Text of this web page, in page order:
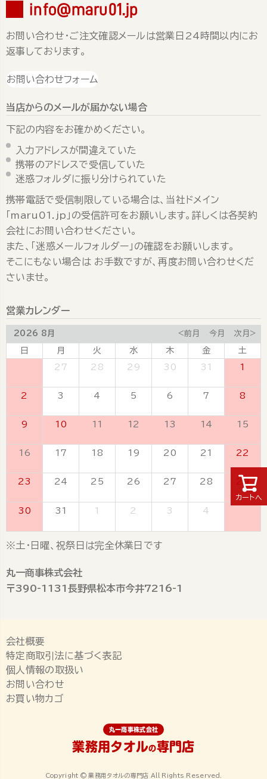
カートへ
info@maru01.jp
お問い合わせ・ご注文確認メールは営業日24時間以内にお
返事しております。
お問い合わせフォーム
当店からのメールが届かない場合
下記の内容をお確かめください。
入力アドレスが間違えていた
携帯のアドレスで受信していた
迷惑フォルダに振り分けられていた
携帯電話で受信制限している場合は、当社ドメイン
「maru01.jp」の受信許可をお願いします。詳しくは各契約
会社にお問い合わせください。
また、「迷惑メールフォルダー」の確認をお願いします。
そこにもない場合は お手数ですが、再度お問い合わせくだ
さいませ。
営業カレンダー
2026 8月 <前月 今月 次月>
日 月 火 水 木 金
土
27 28 29 30 31 1
2 3 4 5 6 7 8
9 10 11 12 13 14 15
16 17 18 19 20 21 22
23 24 25 26 27 28 29
30 31 1 2 3 4
※土・日曜、祝祭日は完全休業日です
丸一商事株式会社
〒390-1131長野県松本市今井7216-1
会社概要
特定商取引法に基づく表記
個人情報の取扱い
お問い合わせ
お買い物カゴ
丸一商事株式会社
業務用タオルの専門店
Copyright © 業務用タオルの専門店 All Rights Reserved.